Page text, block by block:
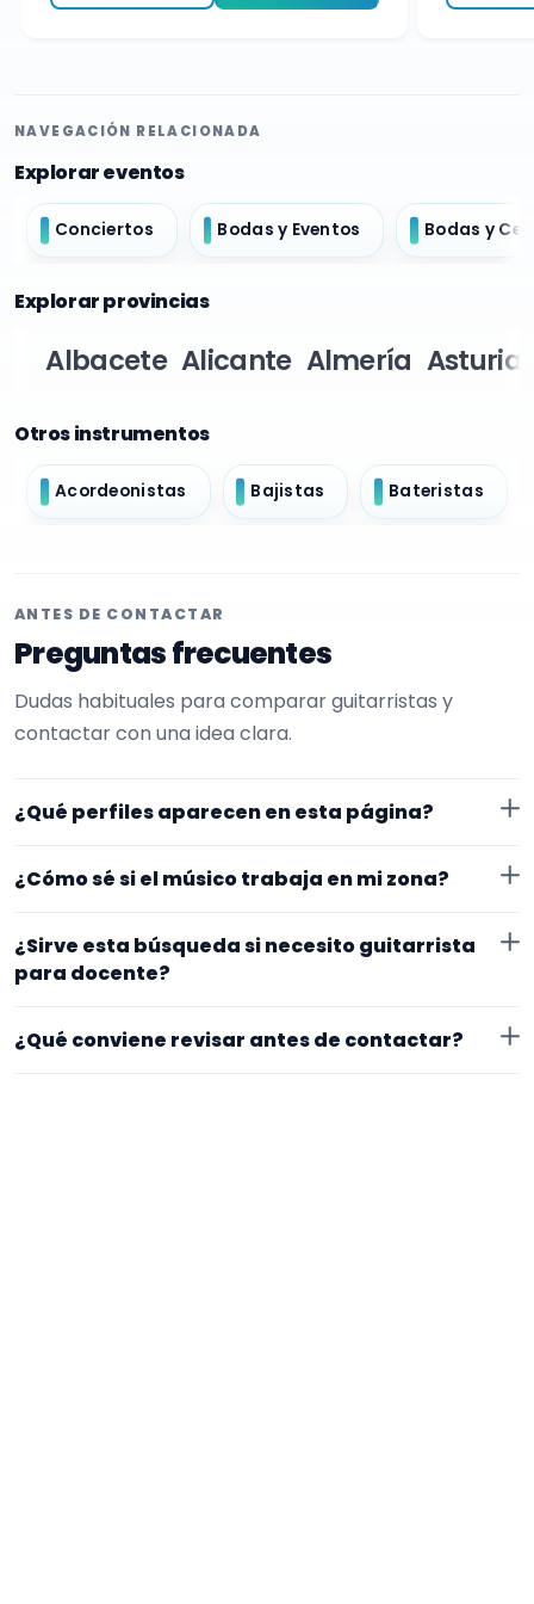
NAVEGACIÓN RELACIONADA
Explorar eventos
Conciertos Bodas y Eventos Bodas y
Explorar provincias
Albacete Alicante Almería
Otros instrumentos
Acordeonistas Bajistas Bateristas
ANTES DE CONTACTAR
Preguntas frecuentes
Dudas habituales para comparar guitarristas y
contactar con una idea clara.
¿Qué perfiles aparecen en esta página?
EncuentraMúsico. La selección está filtrada por
¿Cómo sé si el músico trabaja en mi zona?
necesitas desplazamiento o fechas concretas, lo
¿Sirve esta búsqueda si necesito guitarrista
para docente?
contexto. Para afinar mejor, revisa especialidad
¿Qué conviene revisar antes de contactar?